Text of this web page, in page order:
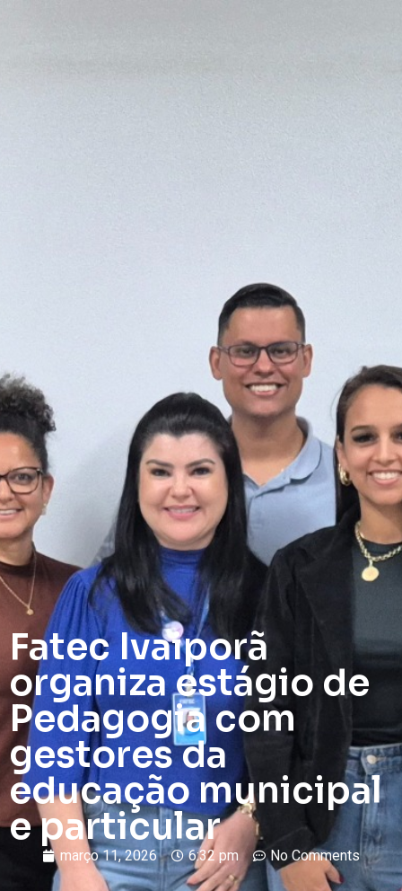
Fatec Ivaiporã
organiza estágio de
Pedagogia com
gestores da
educação municipal
e particular
março 11, 2026 6:32 pm No Comments